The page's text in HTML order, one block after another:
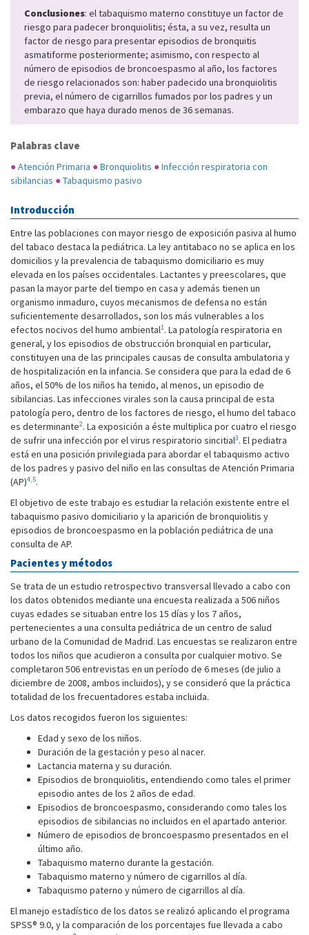
Conclusiones: el tabaquismo materno constituye un factor de
riesgo para padecer bronquiolitis; ésta, a su vez, resulta un
factor de riesgo para presentar episodios de bronquitis
asmatiforme posteriormente; asimismo, con respecto al
número de episodios de broncoespasmo al año, los factores
de riesgo relacionados son: haber padecido una bronquiolitis
previa, el número de cigarrillos fumados por los padres y un
embarazo que haya durado menos de 36 semanas.
Palabras clave
●Atención Primaria ●Bronquiolitis ●Infección respiratoria con
sibilancias ●Tabaquismo pasivo
Introducción
Entre las poblaciones con mayor riesgo de exposición pasiva al humo
del tabaco destaca la pediátrica. La ley antitabaco no se aplica en los
domicilios y la prevalencia de tabaquismo domiciliario es muy
elevada en los países occidentales. Lactantes y preescolares, que
pasan la mayor parte del tiempo en casa y además tienen un
organismo inmaduro, cuyos mecanismos de defensa no están
suficientemente desarrollados, son los más vulnerables a los
efectos nocivos del humo ambiental1. La patología respiratoria en
general, y los episodios de obstrucción bronquial en particular,
constituyen una de las principales causas de consulta ambulatoria y
de hospitalización en la infancia. Se considera que para la edad de 6
años, el 50% de los niños ha tenido, al menos, un episodio de
sibilancias. Las infecciones virales son la causa principal de esta
patología pero, dentro de los factores de riesgo, el humo del tabaco
es determinante2. La exposición a éste multiplica por cuatro el riesgo
de sufrir una infección por el virus respiratorio sincitial3. El pediatra
está en una posición privilegiada para abordar el tabaquismo activo
de los padres y pasivo del niño en las consultas de Atención Primaria
(AP)4,5.
El objetivo de este trabajo es estudiar la relación existente entre el
tabaquismo pasivo domiciliario y la aparición de bronquiolitis y
episodios de broncoespasmo en la población pediátrica de una
consulta de AP.
Pacientes y métodos
Se trata de un estudio retrospectivo transversal llevado a cabo con
los datos obtenidos mediante una encuesta realizada a 506 niños
cuyas edades se situaban entre los 15 días y los 7 años,
pertenecientes a una consulta pediátrica de un centro de salud
urbano de la Comunidad de Madrid. Las encuestas se realizaron entre
todos los niños que acudieron a consulta por cualquier motivo. Se
completaron 506 entrevistas en un período de 6 meses (de julio a
diciembre de 2008, ambos incluidos), y se consideró que la práctica
totalidad de los frecuentadores estaba incluida.
Los datos recogidos fueron los siguientes:
Edad y sexo de los niños.
Duración de la gestación y peso al nacer.
Lactancia materna y su duración.
Episodios de bronquiolitis, entendiendo como tales el primer
episodio antes de los 2 años de edad.
Episodios de broncoespasmo, considerando como tales los
episodios de sibilancias no incluidos en el apartado anterior.
Número de episodios de broncoespasmo presentados en el
último año.
Tabaquismo materno durante la gestación.
Tabaquismo materno y número de cigarrillos al día.
Tabaquismo paterno y número de cigarrillos al día.
El manejo estadístico de los datos se realizó aplicando el programa
SPSS® 9.0, y la comparación de los porcentajes fue llevada a cabo